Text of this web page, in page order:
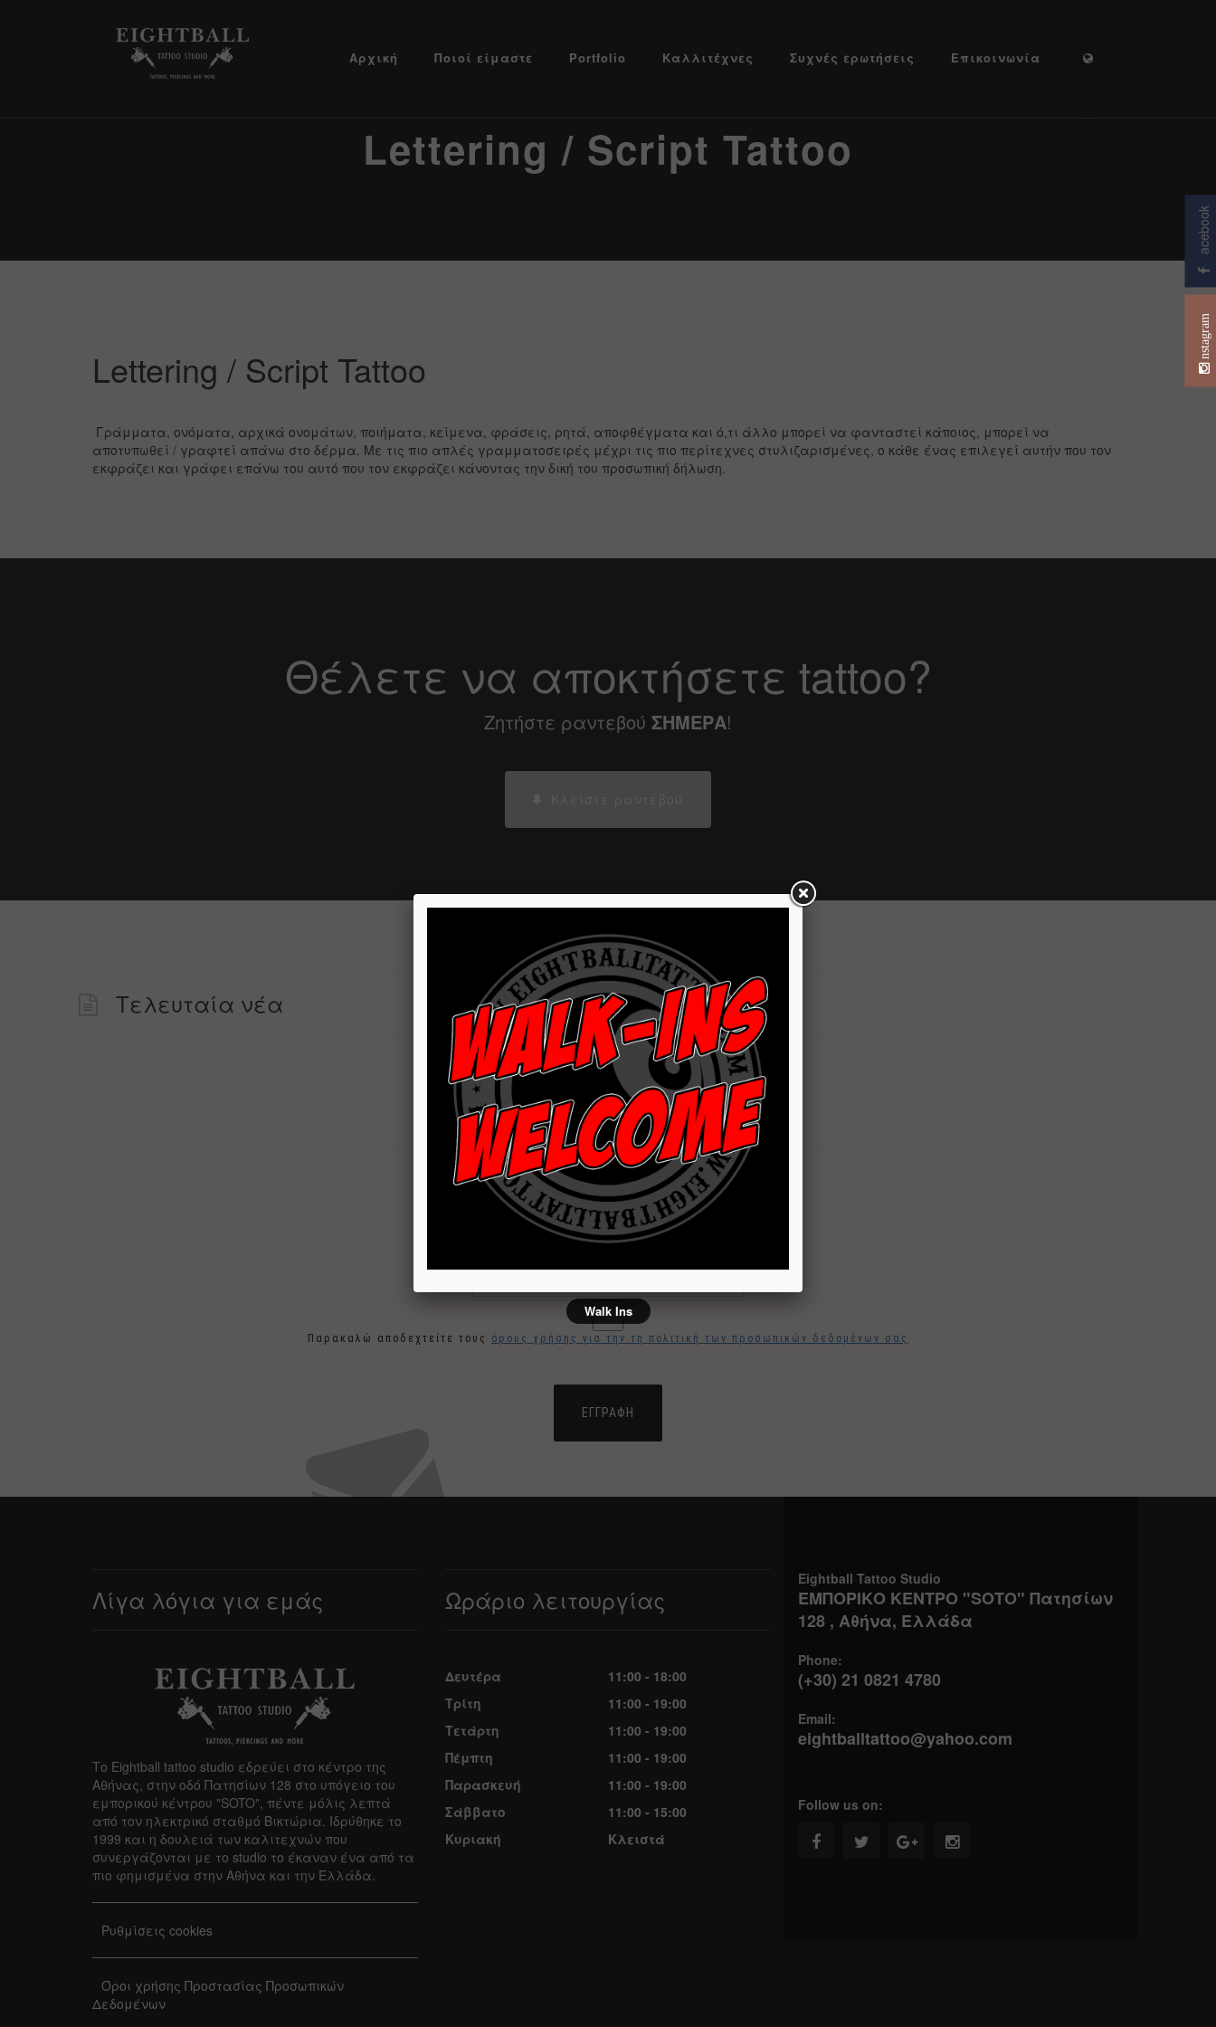
Αρχική Ποιοί είμαστε Portfolio Καλλιτέχνες Συχνές ερωτήσεις Επικοινωνία
Lettering / Script Tattoo
Lettering / Script Tattoo
Γράμματα, ονόματα, αρχικά ονομάτων, ποιήματα, κείμενα, φράσεις, ρητά, αποφθέγματα και ό,τι άλλο μπορεί να φανταστεί κάποιος, μπορεί να
αποτυπωθεί / γραφτεί απάνω στο δέρμα. Με τις πιο απλές γραμματοσειρές μέχρι τις πιο περίτεχνες στυλιζαρισμένες, ο κάθε ένας επιλεγεί αυτήν που τον
εκφράζει και γράφει επάνω του αυτό που τον εκφράζει κάνοντας την δική του προσωπική δήλωση.
Θέλετε να αποκτήσετε tattoo?
Ζητήστε ραντεβού ΣΗΜΕΡΑ!
Τελευταία νέα
Εγγραφή στο newsletter
Παρακαλώ αποδεχτείτε τους όρους χρήσης για την τη πολιτική των προσωπικών δεδομένων σας
Λίγα λόγια για εμάς
Το Eightball tattoo studio εδρεύει στο κέντρο της
Αθήνας, στην οδό Πατησίων 128 στο υπόγειο του
εμπορικού κέντρου "SOTO", πέντε μόλις λεπτά
από τον ηλεκτρικό σταθμό Βικτώρια. Ιδρύθηκε το
1999 και η δουλειά των καλιτεχνών που
συνεργάζονται με το studio το έκαναν ένα από τα
πιο φημισμένα στην Αθήνα και την Ελλάδα.
Ρυθμίσεις cookies
Όροι χρήσης Προστασίας Προσωπικών
Δεδομένων
Ωράριο λειτουργίας
Δευτέρα
11:00 - 18:00
Τρίτη
11:00 - 19:00
Τετάρτη
11:00 - 19:00
Πέμπτη
11:00 - 19:00
Παρασκευή
11:00 - 19:00
Σάββατο
11:00 - 15:00
Κυριακή
Κλειστά
Eightball Tattoo Studio
ΕΜΠΟΡΙΚΟ ΚΕΝΤΡΟ "SOTO" Πατησίων
128 , Αθήνα, Ελλάδα
Phone:
(+30) 21 0821 4780 ‎
Email:
eightballtattoo@yahoo.com
Follow us on:
nstagram
acebook
Walk Ins